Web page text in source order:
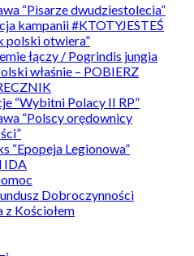
“Pisarze dwudziestolecia”
kampanii #KTOTYJESTEŚ
polski otwiera”
łączy / Pogrindis jungia
właśnie – POBIERZ
“Wybitni Polacy II RP”
“Polscy orędownicy
“Epopeja Legionowa”
IDA
Dobroczynności
z Kościołem